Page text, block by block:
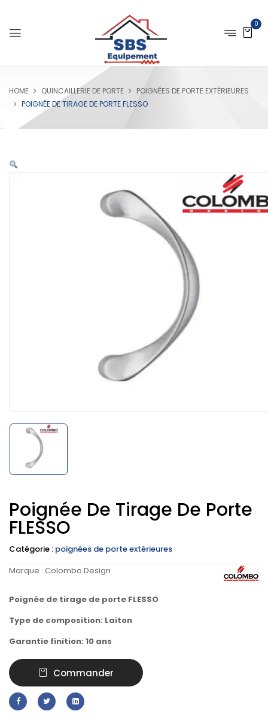
0
HOME QUINCAILLERIE DE PORTE
POIGNÉES DE PORTE EXTÉRIEURES
POIGNÉE DE TIRAGE DE PORTE FLESSO
Poignée De Tirage De Porte
FLESSO
Catégorie : poignées de porte extérieures
Marque : Colombo Design
Poignée de tirage de porte FLESSO
Type de composition: Laiton
Garantie finition: 10 ans
Commander